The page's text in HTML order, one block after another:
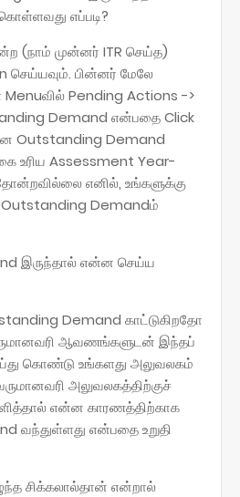
எப்படி?
(நாம் முன்னர் ITR செய்த)
பின்னர் மேலே
Menuவில் Pending Actions ->
Demand என்பதை Click
Outstanding Demand
உரிய Assessment Year-
எனில், உங்களுக்கு
Demandம்
இருந்தால் என்ன செய்ய
Demand காட்டுகிறதோ
ஆவணங்களுடன் இந்தப்
கொண்டு உங்களது அலுவலகம்
அலுவலகத்திற்குச்
என்ன காரணத்திற்காக
வந்துள்ளது என்பதை உறுதி
சிக்கலால்தான் என்றால்